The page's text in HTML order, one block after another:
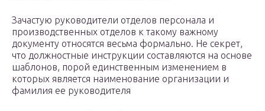
Зачастую руководители отделов персонала и
производственных отделов к такому важному
документу относятся весьма формально. Не секрет,
что должностные инструкции составляются на основе
шаблонов, порой единственным изменением в
которых является наименование организации и
фамилия ее руководителя